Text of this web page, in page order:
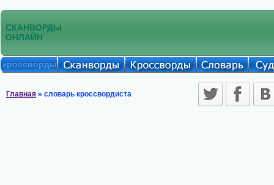
СКАНВОРДЫ
ОНЛАЙН
кроссворды
Главная » словарь кроссвордиста